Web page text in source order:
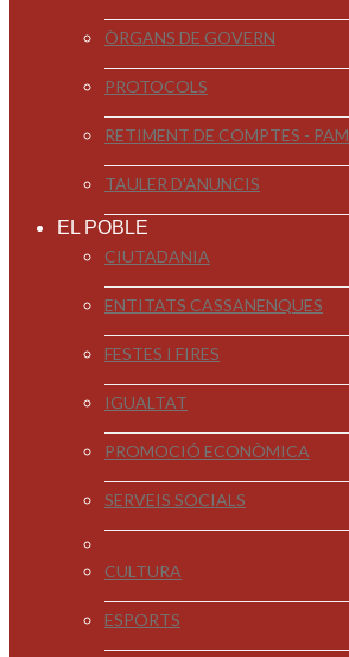
ÒRGANS DE GOVERN
PROTOCOLS
RETIMENT DE COMPTES - PAM
TAULER D'ANUNCIS
EL POBLE
CIUTADANIA
ENTITATS CASSANENQUES
FESTES I FIRES
IGUALTAT
PROMOCIÓ ECONÒMICA
SERVEIS SOCIALS
CULTURA
ESPORTS